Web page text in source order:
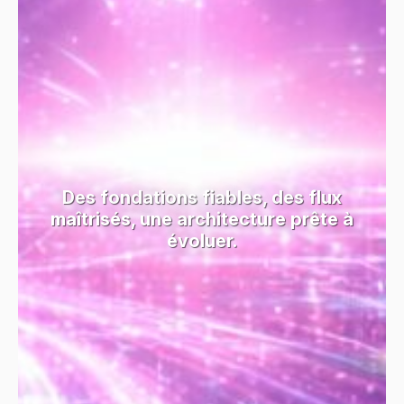
Des fondations fiables, des flux
maîtrisés, une architecture prête à
évoluer.